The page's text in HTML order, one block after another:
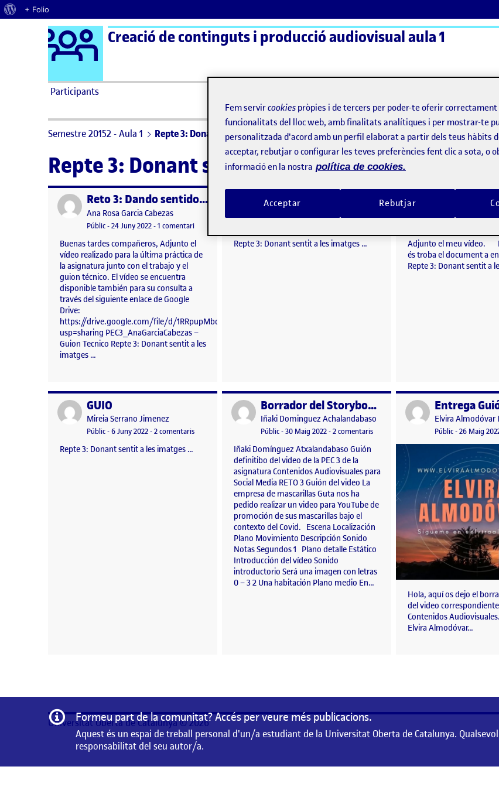
Quant al WordPress
+ Folio
Saltar al contingut Logo Ágora
Creació de continguts i producció audiovisual aula 1
Participants
Semestre 20152 - Aula 1 Repte 3: Donant sentit a les imatges
Repte 3: Donant sentit a les imatges
Publicat per Reto 3: Dando sentido a las imágenes
Publicat per
Ana Rosa Garcia Cabezas
Visibilitat:
Públic-Data de publicació
24 Juny 2022-1 comentaria Reto 3: Dando sentido a las imágenes
Buenas tardes compañeros, Adjunto el
vídeo realizado para la última práctica de
la asignatura junto con el trabajo y el
guion técnico. El vídeo se encuentra
disponible también para su consulta a
través del siguiente enlace de Google
Drive:
https://drive.google.com/file/d/1RRpupMbdlm3Pq3RckGpKe9jBIRsXvI1q/view?
usp=sharing PEC3_AnaGarciaCabezas –
Guion Tecnico Repte 3: Donant sentit a les
imatges …
Publicat per
Repte 3: Donant sentit a les imatges …
Publicat per
Adjunto el meu vídeo.
és troba el document a
Repte 3: Donant sentit a
Publicat perGUIO
Publicat per
Mireia Serrano Jimenez
Visibilitat:
Públic-Data de publicació
6 Juny 2022-2 comentarisa GUIO
Repte 3: Donant sentit a les imatges …
Publicat per Borrador del Storyboard
Publicat per
Iñaki Dominguez Achalandabaso
Visibilitat:
Públic-Data de publicació
30 Maig 202222 juny, 2022 11:19 am
-2 comentarisa Borrador del Storyboard
Iñaki Domínguez Atxalandabaso Guión
definitibo del video de la PEC 3 de la
asignatura Contenidos Audiovisuales para
Social Media RETO 3 Guión del video La
empresa de mascarillas Guta nos ha
pedido realizar un video para YouTube de
promoción de sus mascarillas bajo el
contexto del Covid. Escena Localización
Plano Movimiento Descripción Sonido
Notas Segundos 1 Plano detalle Estático
Introducción del vídeo Sonido
introductorio Será una imagen con letras
0 – 3 2 Una habitación Plano medio En…
Publicat perEntrega
Publicat per
Elvira Almodóvar
Visibilitat:
Públic-Data de
26 Maig
Hola, aquí os dejo el
del video
Contenidos
Elvira Almodóvar…
Informació
Formeu part de la comunitat? Accés per veure més publicacions.
Aquest és un espai de treball personal d'un/a estudiant de la Universitat Oberta de Catalunya.
responsabilitat del seu autor/a.
Universitat Oberta de Catalunya © 2026
Fem servircookies pròpies i de tercers per poder-te oferir
funcionalitats del lloc web, amb finalitats analítiques i per mostrar-te
personalitzada d'acord amb un perfil elaborat a partir dels teus hàbits
acceptar, rebutjar o configurar les teves preferències fent clic a sota, o
informació en la nostra política de cookies.
Rebutjar
Acceptar